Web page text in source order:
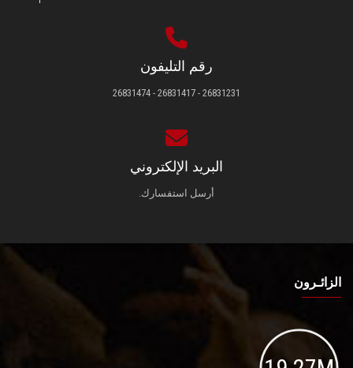
رقم التليفون
26831231 - 26831417 - 26831474
البريد الإلكتروني
أرسل استفسارك.
الزائـرون